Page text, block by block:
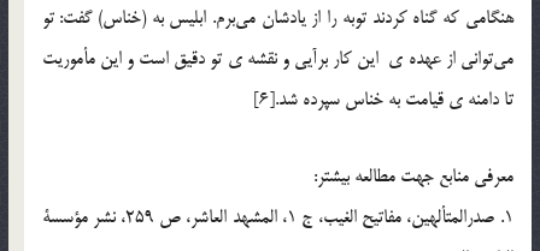
هنگامي كه گناه كردند توبه را از يادشان مي‎برم. ابليس به (خناس) گفت: تو
مي‎تواني از عهده ي اين كار برآيي و نقشه ي تو دقيق است و اين مأموريت
تا دامنه ي قيامت به خناس سپرده شد.[6]
معرفي منابع جهت مطالعه بيشتر:
1. صدرالمتألهين، مفاتيح الغيب، ج 1، المشهد العاشر، ص 259، نشر مؤسسة